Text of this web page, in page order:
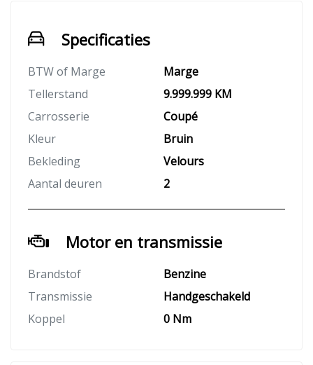
Specificaties
BTW of Marge
Marge
Tellerstand
9.999.999 KM
Carrosserie
Coupé
Kleur
Bruin
Bekleding
Velours
Aantal deuren
2
Motor en transmissie
Brandstof
Benzine
Transmissie
Handgeschakeld
Koppel
0 Nm